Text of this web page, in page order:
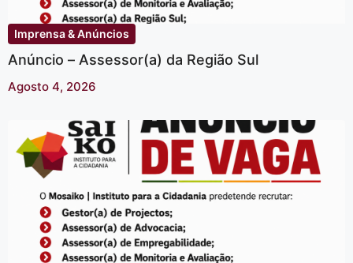
Imprensa & Anúncios
Anúncio – Assessor(a) da Região Sul
Agosto 4, 2026